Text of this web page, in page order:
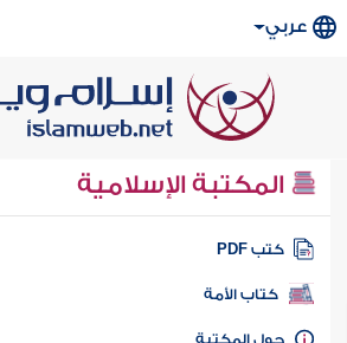
عربي
المكتبة الإسلامية
كتب PDF
كتاب الأمة